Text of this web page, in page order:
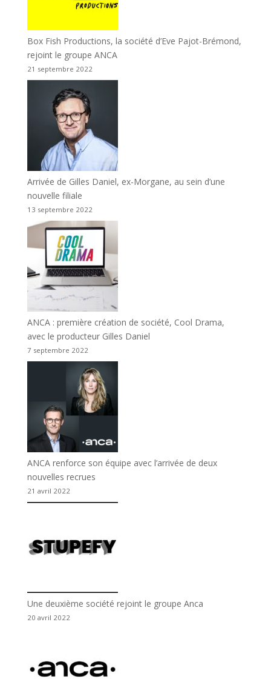
Box Fish Productions, la société d’Eve Pajot-Brémond,
rejoint le groupe ANCA
21 septembre 2022
Arrivée de Gilles Daniel, ex-Morgane, au sein d’une
nouvelle filiale
13 septembre 2022
ANCA : première création de société, Cool Drama,
avec le producteur Gilles Daniel
7 septembre 2022
ANCA renforce son équipe avec l’arrivée de deux
nouvelles recrues
21 avril 2022
Une deuxième société rejoint le groupe Anca
20 avril 2022